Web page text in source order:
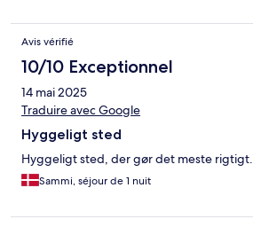
Avis vérifié
10/10 Exceptionnel
14 mai 2025
Traduire avec Google
Hyggeligt sted
Hyggeligt sted, der gør det meste rigtigt.
Sammi, séjour de 1 nuit